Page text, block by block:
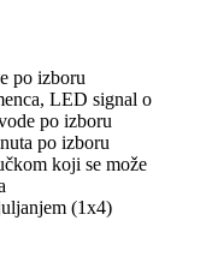
po izboru
LED signal o
po izboru
po izboru
koji se može
(1x4)